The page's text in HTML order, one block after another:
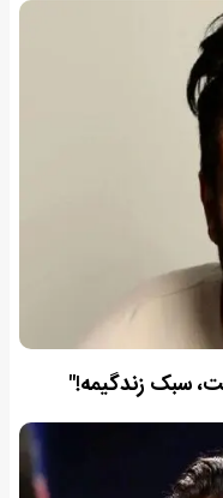
سبک زندگیمه!"